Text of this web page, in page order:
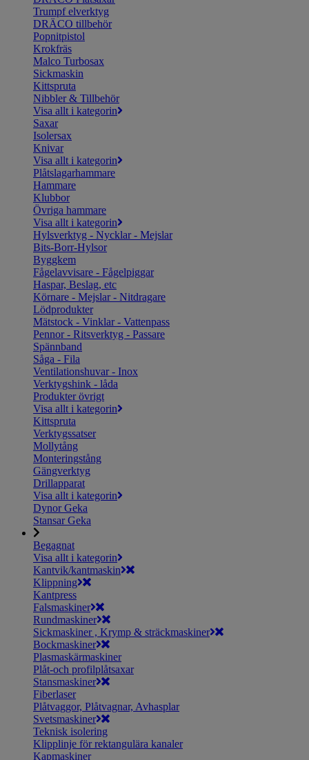
Trumpf elverktyg
DRÄCO tillbehör
Popnitpistol
Krokfräs
Malco Turbosax
Sickmaskin
Kittspruta
Nibbler & Tillbehör
Visa allt i kategorin
Saxar
Isolersax
Knivar
Visa allt i kategorin
Plåtslagarhammare
Hammare
Klubbor
Övriga hammare
Visa allt i kategorin
Hylsverktyg - Nycklar - Mejslar
Bits-Borr-Hylsor
Byggkem
Fågelavvisare - Fågelpiggar
Haspar, Beslag, etc
Körnare - Mejslar - Nitdragare
Lödprodukter
Mätstock - Vinklar - Vattenpass
Pennor - Ritsverktyg - Passare
Spännband
Såga - Fila
Ventilationshuvar - Inox
Verktygshink - låda
Produkter övrigt
Visa allt i kategorin
Kittspruta
Verktygssatser
Mollytång
Monteringstång
Gängverktyg
Drillapparat
Visa allt i kategorin
Dynor Geka
Stansar Geka
Begagnat
Visa allt i kategorin
Kantvik/kantmaskin
Klippning
Kantpress
Falsmaskiner
Rundmaskiner
Sickmaskiner , Krymp & sträckmaskiner
Bockmaskiner
Plasmaskärmaskiner
Plåt-och profilplåtsaxar
Stansmaskiner
Fiberlaser
Plåtvaggor, Plåtvagnar, Avhasplar
Svetsmaskiner
Teknisk isolering
Klipplinje för rektangulära kanaler
Kapmaskiner